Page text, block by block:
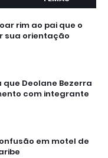
rim ao pai que o
sua orientação
Deolane Bezerra
com integrante
em motel de